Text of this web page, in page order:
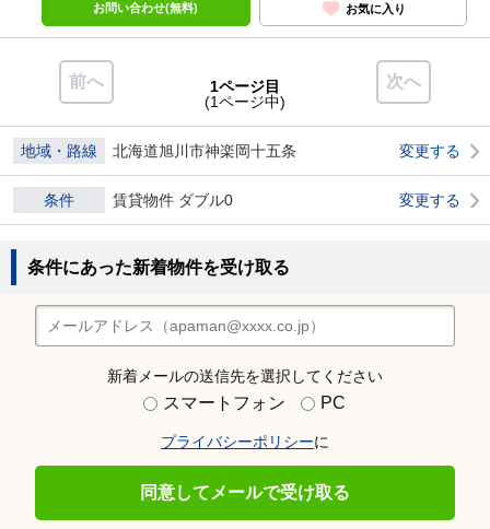
お問い合わせ(無料) お気に入り
前へ 次へ
1ページ目
(1ページ中)
地域・路線 北海道旭川市神楽岡十五条 変更する
条件 賃貸物件 ダブル0 変更する
条件にあった新着物件を受け取る
新着メールの送信先を選択してください
スマートフォン PC
プライバシーポリシーに
同意してメールで受け取る